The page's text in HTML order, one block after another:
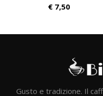
€ 7,50
Gusto e tradizione. Il